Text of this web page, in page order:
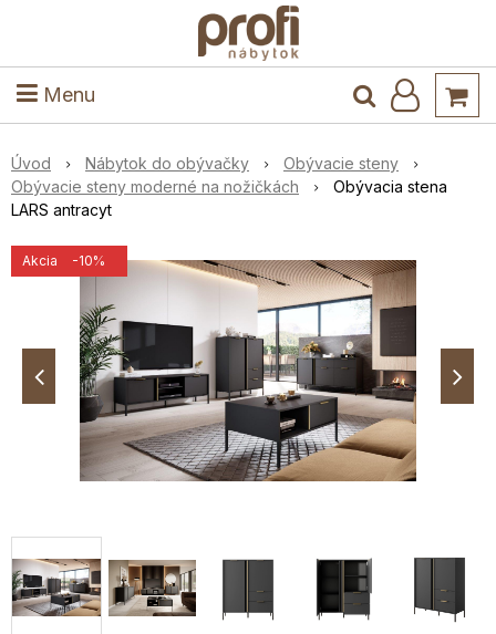
Menu
Kuchyňa a jedáleň
Úvod Nábytok do obývačky
Obývacie steny
Obývacie steny moderné na nožičkách
Obývacia stena
LARS antracyt
Akcia -10%